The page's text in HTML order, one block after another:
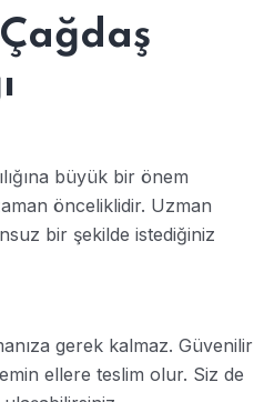
büyük bir önem
önceliklidir. Uzman
bir şekilde istediğiniz
gerek kalmaz. Güvenilir
ellere teslim olur. Siz de